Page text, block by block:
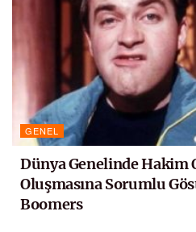
GENEL
Dünya Genelinde Hakim
Oluşmasına Sorumlu
Boomers